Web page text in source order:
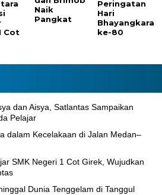
Cot
Naik
Pangkat
Peringatan
Hari
Bhayangkara
ke-80
dan Aisya, Satlantas Sampaikan
Pelajar
dalam Kecelakaan di Jalan Medan–
SMK Negeri 1 Cot Girek, Wujudkan
Dunia Tenggelam di Tanggul